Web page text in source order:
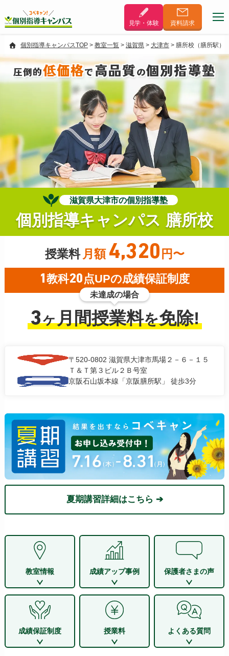
見学・体験 資料請求
個別指導キャンパスTOP> 教室一覧> 滋賀県> 大津市> 膳所校（膳所駅）
圧倒的低価格で高品質の個別指導塾
滋賀県大津市の個別指導塾
個別指導キャンパス 膳所校
授業料 月額 4,320 円〜
1 教科20 点UPの成績保証制度
未達成の場合
3ヶ月間授業料を免除!
〒520-0802 滋賀県大津市馬場２－６－１５
Ｔ＆Ｔ第３ビル２Ｂ号室
京阪石山坂本線「京阪膳所駅」 徒歩3分
夏期講習詳細はこちら ➔
教室情報 成績アップ事例 保護者さまの声
成績保証制度 授業料 よくある質問